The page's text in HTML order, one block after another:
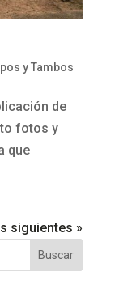
y Tambos
de
fotos y
que
siguientes »